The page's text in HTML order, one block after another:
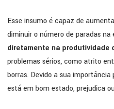
Esse insumo é capaz de
diminuir o número de paradas na
diretamente na produtividade
problemas sérios, como atrito
borras. Devido a sua
está em bom estado, prejudica